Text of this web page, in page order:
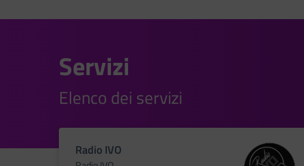
Servizi
Elenco dei servizi
Radio IVO